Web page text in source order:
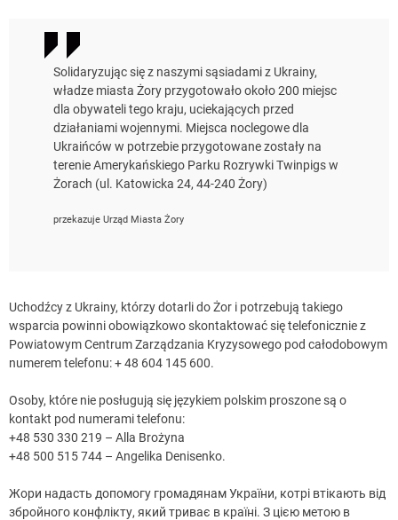
Solidaryzując się z naszymi sąsiadami z Ukrainy,
władze miasta Żory przygotowało około 200 miejsc
dla obywateli tego kraju, uciekających przed
działaniami wojennymi. Miejsca noclegowe dla
Ukraińców w potrzebie przygotowane zostały na
terenie Amerykańskiego Parku Rozrywki Twinpigs w
Żorach (ul. Katowicka 24, 44-240 Żory)
przekazuje Urząd Miasta Żory
Uchodźcy z Ukrainy, którzy dotarli do Żor i potrzebują takiego
wsparcia powinni obowiązkowo skontaktować się telefonicznie z
Powiatowym Centrum Zarządzania Kryzysowego pod całodobowym
numerem telefonu: + 48 604 145 600.
Osoby, które nie posługują się językiem polskim proszone są o
kontakt pod numerami telefonu:
+48 530 330 219 – Alla Brożyna
+48 500 515 744 – Angelika Denisenko.
Жори надасть допомогу громадянам України, котрі втікають від
збройного конфлікту, який триває в країні. З цією метою в